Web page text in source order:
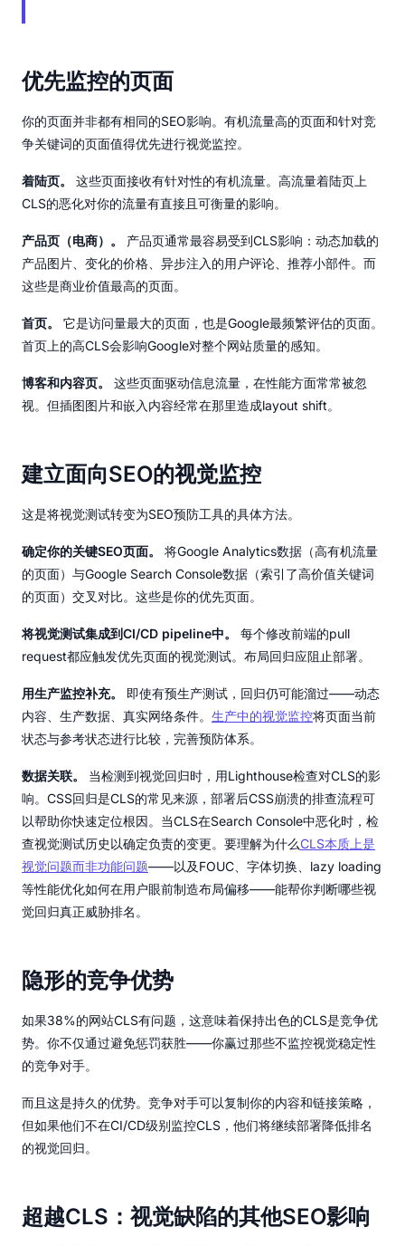
优先监控的页面
你的页面并非都有相同的SEO影响。有机流量高的页面和针对竞
争关键词的页面值得优先进行视觉监控。
着陆页。
这些页面接收有针对性的有机流量。高流量着陆页上
CLS的恶化对你的流量有直接且可衡量的影响。
产品页（电商）。
产品页通常最容易受到CLS影响：动态加载的
产品图片、变化的价格、异步注入的用户评论、推荐小部件。而
这些是商业价值最高的页面。
首页。
它是访问量最大的页面，也是Google最频繁评估的页面。
首页上的高CLS会影响Google对整个网站质量的感知。
博客和内容页。
这些页面驱动信息流量，在性能方面常常被忽
视。但插图图片和嵌入内容经常在那里造成layout shift。
建立面向SEO的视觉监控
这是将视觉测试转变为SEO预防工具的具体方法。
确定你的关键SEO页面。
将Google Analytics数据（高有机流量
的页面）与Google Search Console数据（索引了高价值关键词
的页面）交叉对比。这些是你的优先页面。
将视觉测试集成到CI/CD pipeline中。
每个修改前端的pull
request都应触发优先页面的视觉测试。布局回归应阻止部署。
用生产监控补充。
即使有预生产测试，回归仍可能溜过——动态
内容、生产数据、真实网络条件。 生产中的视觉监控将页面当前
状态与参考状态进行比较，完善预防体系。
数据关联。
当检测到视觉回归时，用Lighthouse检查对CLS的影
响。CSS回归是CLS的常见来源，部署后CSS崩溃的排查流程可
以帮助你快速定位根因。当CLS在Search Console中恶化时，检
查视觉测试历史以确定负责的变更。要理解为什么CLS本质上是
视觉问题而非功能问题——以及FOUC、字体切换、lazy loading
等性能优化如何在用户眼前制造布局偏移——能帮你判断哪些视
觉回归真正威胁排名。
隐形的竞争优势
如果38%的网站CLS有问题，这意味着保持出色的CLS是竞争优
势。你不仅通过避免惩罚获胜——你赢过那些不监控视觉稳定性
的竞争对手。
而且这是持久的优势。竞争对手可以复制你的内容和链接策略，
但如果他们不在CI/CD级别监控CLS，他们将继续部署降低排名
的视觉回归。
超越CLS：视觉缺陷的其他SEO影响